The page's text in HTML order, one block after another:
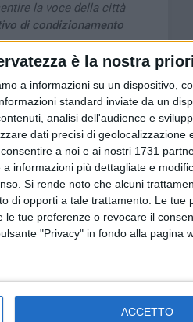
è la nostra
a informazioni su un dispositivo,
standard inviate da un
analisi dell'audience e
dati precisi di geolocalizzazione
a noi e ai nostri 1731
informazioni più dettagliate e
Si rende noto che alcuni
di opporti a tale trattamento. Le tue
tue preferenze o revocare il
"Privacy" in fondo alla pagina
ACCETTO
la voce della città
di condizionamento
Dobbiamo
il proprio
sindacati, partiti,
ogni illegalità.
un'intera comunità,
di intimidazioni.
contro questi
democratico di
voce significa
solo , sperando che
ed